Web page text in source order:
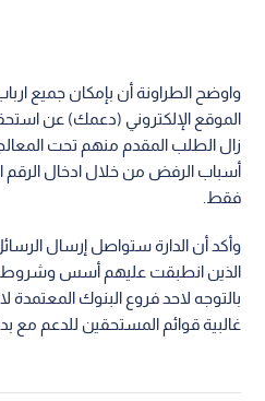
واوضح الطراونة أن بإمكان جميع
الموقع الإلكتروني (دعمك) عن
زال الطلب المقدم منهم تحت
أسباب الرفض من خلال ادخال الرقم
فقط.
وأكد أن الدارة ستواصل إرسال
الذين انطبقت عليهم أسس وشروط
بالتوجه لاحد فروع البنوك المعتمدة
غالبية قوائم المستحقين للدعم مع